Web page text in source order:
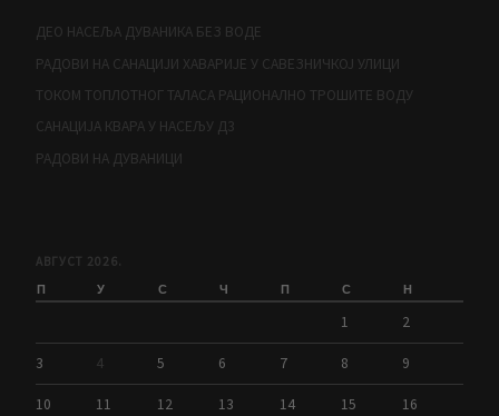
ДЕО НАСЕЉА ДУВАНИКА БЕЗ ВОДЕ
РАДОВИ НА САНАЦИЈИ ХАВАРИЈЕ У САВЕЗНИЧКОЈ УЛИЦИ
ТОКОМ ТОПЛОТНОГ ТАЛАСА РАЦИОНАЛНО ТРОШИТЕ ВОДУ
САНАЦИЈА КВАРА У НАСЕЉУ Д3
РАДОВИ НА ДУВАНИЦИ
АВГУСТ 2026.
П У С Ч П С Н
1 2
3 4 5 6 7 8 9
10 11 12 13 14 15 16